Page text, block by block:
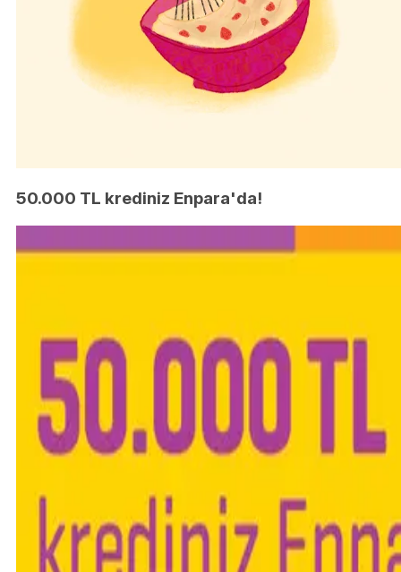
50.000 TL krediniz Enpara'da!